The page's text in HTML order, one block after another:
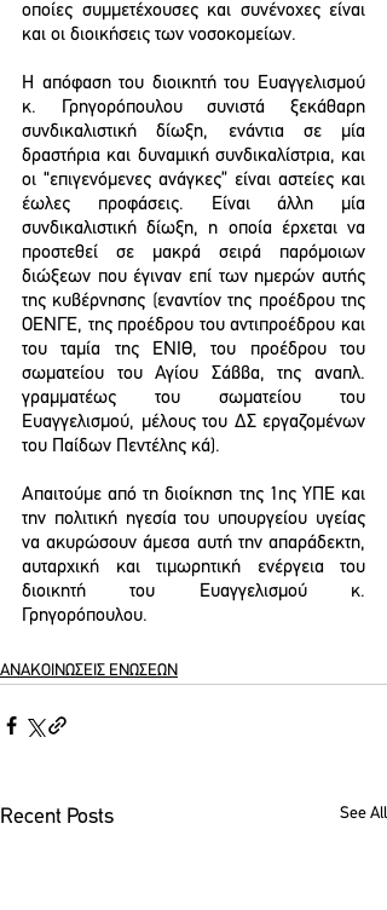
οποίες συμμετέχουσες και συνένοχες είναι
και οι διοικήσεις των νοσοκομείων.
Η απόφαση του διοικητή του Ευαγγελισμού
κ. Γρηγορόπουλου συνιστά ξεκάθαρη
συνδικαλιστική δίωξη, ενάντια σε μία
δραστήρια και δυναμική συνδικαλίστρια, και
οι “επιγενόμενες ανάγκες” είναι αστείες και
έωλες προφάσεις. Είναι άλλη μία
συνδικαλιστική δίωξη, η οποία έρχεται να
προστεθεί σε μακρά σειρά παρόμοιων
διώξεων που έγιναν επί των ημερών αυτής
της κυβέρνησης (εναντίον της προέδρου της
ΟΕΝΓΕ, της προέδρου του αντιπροέδρου και
του ταμία της ΕΝΙΘ, του προέδρου του
σωματείου του Αγίου Σάββα, της αναπλ.
γραμματέως του σωματείου του
Ευαγγελισμού, μέλους του ΔΣ εργαζομένων
του Παίδων Πεντέλης κά).
Απαιτούμε από τη διοίκηση της 1ης ΥΠΕ και
την πολιτική ηγεσία του υπουργείου υγείας
να ακυρώσουν άμεσα αυτή την απαράδεκτη,
αυταρχική και τιμωρητική ενέργεια του
διοικητή του Ευαγγελισμού κ.
Γρηγορόπουλου.
ΑΝΑΚΟΙΝΩΣΕΙΣ ΕΝΩΣΕΩΝ
Recent Posts See All